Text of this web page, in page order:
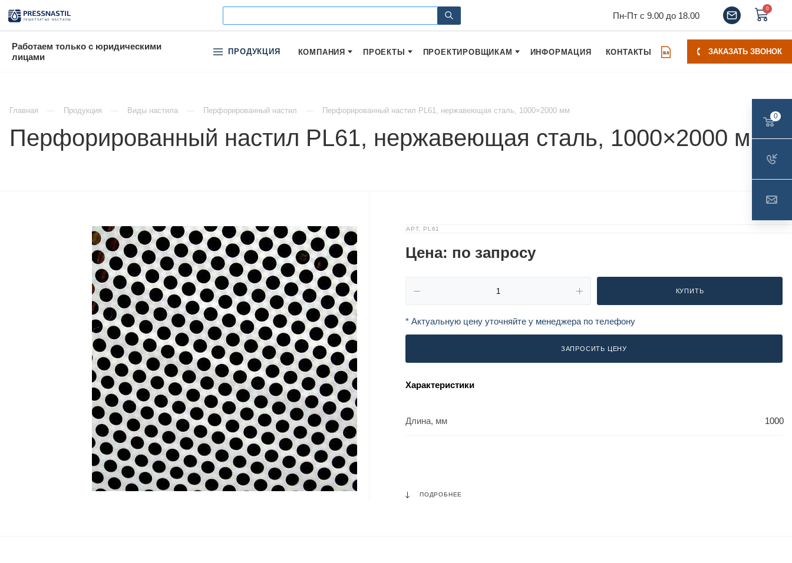
Пн-Пт с 9.00 до 18.00
0
Работаем только с юридическими
лицами
ПРОДУКЦИЯ КОМПАНИЯ ПРОЕКТЫ ПРОЕКТИРОВЩИКАМ ИНФОРМАЦИЯ КОНТАКТЫ ЗАКАЗАТЬ ЗВОНОК
Главная Продукция Виды настила Перфорированный настил Перфорированный настил PL61, нержавеющая сталь, 1000×2000 мм
Перфорированный настил PL61, нержавеющая сталь, 1000×2000 мм
АРТ. PL61
Цена: по запросу
КУПИТЬ
* Актуальную цену уточняйте у менеджера по телефону
ЗАПРОСИТЬ ЦЕНУ
Характеристики
Длина, мм 1000
ПОДРОБНЕЕ
0